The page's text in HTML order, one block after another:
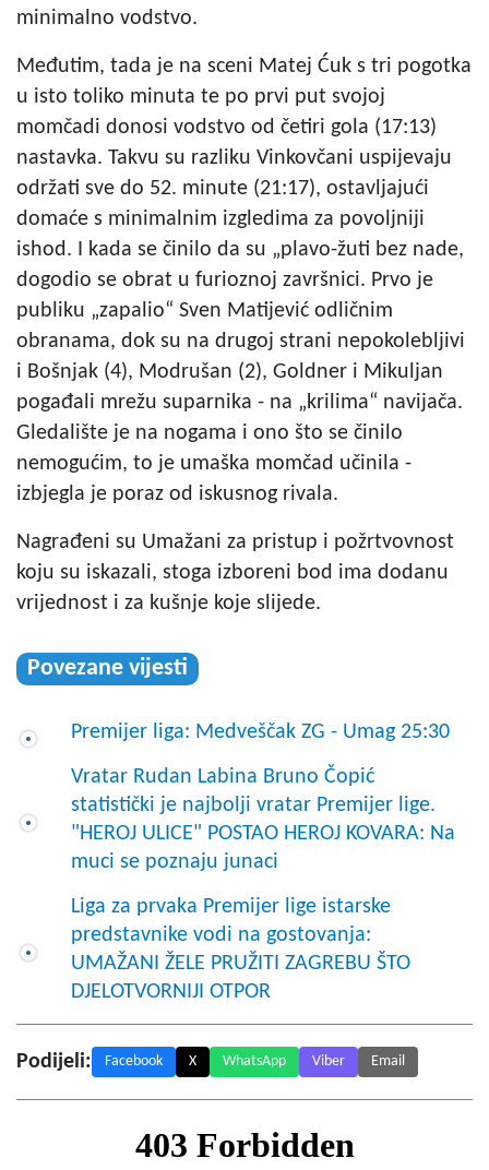
minimalno vodstvo.
Međutim, tada je na sceni Matej Ćuk s tri pogotka
u isto toliko minuta te po prvi put svojoj
momčadi donosi vodstvo od četiri gola (17:13)
nastavka. Takvu su razliku Vinkovčani uspijevaju
održati sve do 52. minute (21:17), ostavljajući
domaće s minimalnim izgledima za povoljniji
ishod. I kada se činilo da su „plavo-žuti bez nade,
dogodio se obrat u furioznoj završnici. Prvo je
publiku „zapalio“ Sven Matijević odličnim
obranama, dok su na drugoj strani nepokolebljivi
i Bošnjak (4), Modrušan (2), Goldner i Mikuljan
pogađali mrežu suparnika - na „krilima“ navijača.
Gledalište je na nogama i ono što se činilo
nemogućim, to je umaška momčad učinila -
izbjegla je poraz od iskusnog rivala.
Nagrađeni su Umažani za pristup i požrtvovnost
koju su iskazali, stoga izboreni bod ima dodanu
vrijednost i za kušnje koje slijede.
Povezane vijesti
Premijer liga: Medveščak ZG - Umag 25:30
Vratar Rudan Labina Bruno Čopić
statistički je najbolji vratar Premijer lige.
"HEROJ ULICE" POSTAO HEROJ KOVARA: Na
muci se poznaju junaci
Liga za prvaka Premijer lige istarske
predstavnike vodi na gostovanja:
UMAŽANI ŽELE PRUŽITI ZAGREBU ŠTO
DJELOTVORNIJI OTPOR
Podijeli: Facebook X WhatsApp Viber Email